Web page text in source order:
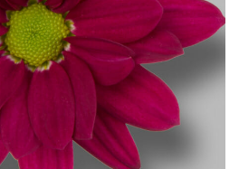
DEUTSCH FRANÇAIS РУССКИЙ